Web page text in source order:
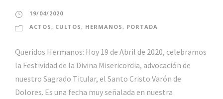
19/04/2020
ACTOS , CULTOS , HERMANOS , PORTADA
Queridos Hermanos: Hoy 19 de Abril de 2020, celebramos
la Festividad de la Divina Misericordia, advocación de
nuestro Sagrado Titular, el Santo Cristo Varón de
Dolores. Es una fecha muy señalada en nuestra